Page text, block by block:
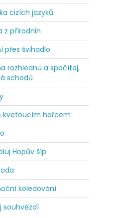
cizích jazyků
z přírodnin
přes švihadlo
rozhlednu a spočítej,
schodů
kvetoucím hořcem
Hopův šíp
koledování
souhvězdí